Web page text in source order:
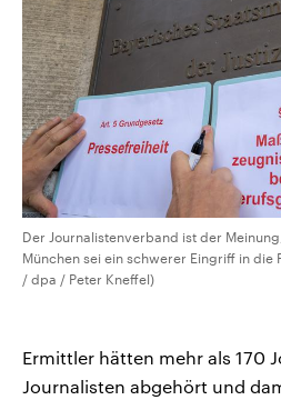
Der Journalistenverband ist der
München sei ein schwerer Eingriff in
/ dpa / Peter Kneffel)
Ermittler hätten mehr als 170
Journalisten abgehört und